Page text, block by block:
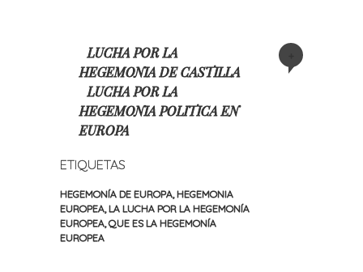
LUCHA POR LA
HEGEMONIA DE CASTILLA
LUCHA POR LA
HEGEMONIA POLITICA EN
EUROPA
ETIQUETAS
HEGEMONÍA DE EUROPA HEGEMONIA
EUROPEA LA LUCHA POR LA HEGEMONÍA
EUROPEA ,QUE ES LA HEGEMONÍA
EUROPEA